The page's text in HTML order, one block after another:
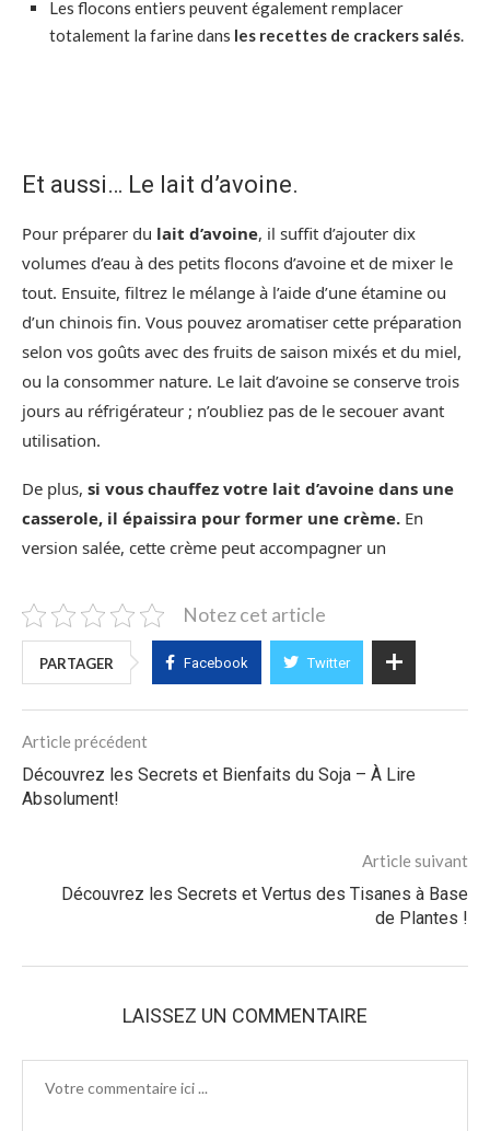
Les flocons entiers peuvent également remplacer
totalement la farine dans les recettes de crackers salés.
Et aussi… Le lait d’avoine.
Pour préparer du lait d’avoine, il suffit d’ajouter dix
volumes d’eau à des petits flocons d’avoine et de mixer le
tout. Ensuite, filtrez le mélange à l’aide d’une étamine ou
d’un chinois fin. Vous pouvez aromatiser cette préparation
selon vos goûts avec des fruits de saison mixés et du miel,
ou la consommer nature. Le lait d’avoine se conserve trois
jours au réfrigérateur ; n’oubliez pas de le secouer avant
utilisation.
De plus, si vous chauffez votre lait d’avoine dans une
casserole, il épaissira pour former une crème. En
version salée, cette crème peut accompagner un
Notez cet article
PARTAGER Facebook Twitter
Article précédent
Découvrez les Secrets et Bienfaits du Soja – À Lire
Absolument!
Article suivant
Découvrez les Secrets et Vertus des Tisanes à Base
de Plantes !
LAISSEZ UN COMMENTAIRE